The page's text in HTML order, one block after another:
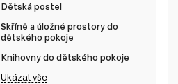
Dětská postel
Skříně a úložné prostory do
dětského pokoje
Knihovny do dětského pokoje
Ukázat vše